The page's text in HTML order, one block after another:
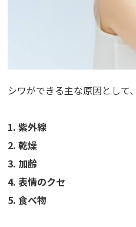
シワができる主な原因として
1. 紫外線
2. 乾燥
3. 加齢
4. 表情のクセ
5. 食べ物